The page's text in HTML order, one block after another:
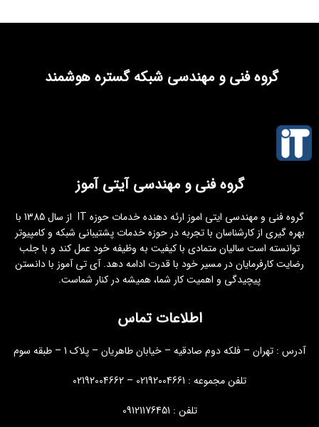
گروه فنی و مهندسی شبکه گستره هوشمند
گروه فنی و مهندسی آیتی آموز
گروه فنی و مهندسی ایتی اموز ارئه دهنده خدمات حوزه IT از سال 1385 با
بهره گیری از کارشناسان با تجربه در حوزه خدمات پشتیبانی شبکه و کامپیوتر
توانسته است سالیان متمادی با کیفیت به وظیفه خود عمل کند و با جلب
رضایت کارفرمایان در مسیر خود با قدرت ادامه دهد. آی تی آموز با دانستن
پیچیدگی و اهمیت کار شما، همیشه در کنار شماست.
اطلاعات تماس
آدرس : تهران – فلکه دوم صادقیه – خیابان طاهریان – پلاک 1 – طبقه سوم
تلفن مجموعه : 02192004661 – 02192004662
تلفن : 09121176451